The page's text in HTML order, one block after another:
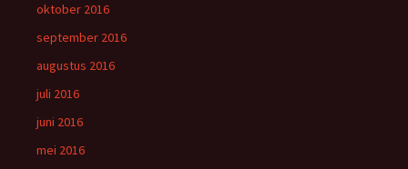
oktober 2016
september 2016
augustus 2016
juli 2016
juni 2016
mei 2016